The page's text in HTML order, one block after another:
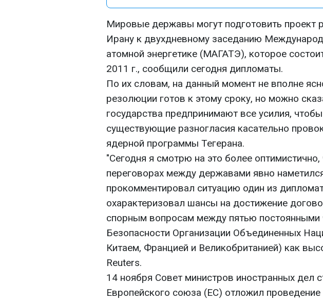
Мировые державы могут подготовить проект
Ирану к двухдневному заседанию
атомной энергетике (МАГАТЭ), которое
2011 г., сообщили сегодня дипломаты.
По их словам, на данный момент не вполне
резолюции готов к этому сроку, но можно
государства предпринимают все усилия,
существующие разногласия касательно
ядерной программы Тегерана.
"Сегодня я смотрю на это более
переговорах между державами явно
прокомментировал ситуацию один из
охарактеризовал шансы на достижение
спорным вопросам между пятью постоянными
Безопасности Организации Объединенных
Китаем, Францией и Великобританией) как
Reuters.
14 ноября Совет министров иностранных дел
Европейского союза (ЕС) отложил